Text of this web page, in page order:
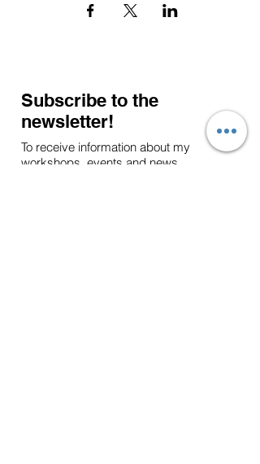
Subscribe to the
newsletter!
To receive information about my
workshops, events and news.